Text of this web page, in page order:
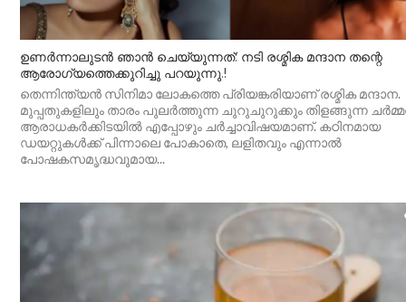
ഉണർന്നാലുടൻ ഞാൻ ചെയ്യുന്നത്: നടി രശ്മിക മന്ദാന തന്റെ
ആരോഗ്യത്തെക്കുറിച്ചു പറയുന്നു.!
തെന്നിന്ത്യൻ സിനിമാ ലോകത്തെ പ്രിയങ്കരിയാണ് രശ്മിക മന്ദാന.
മുപ്പതുകളിലും താരം പുലർത്തുന്ന ചുറുചുറുക്കും തിളങ്ങുന്ന
ആരാധകർക്കിടയിൽ എപ്പോഴും ചർച്ചാവിഷയമാണ്. കഠിനമായ
ഡയറ്റുകൾക്ക് പിന്നാലെ പോകാതെ, ലളിതവും എന്നാൽ
പോഷകസമൃദ്ധവുമായ...